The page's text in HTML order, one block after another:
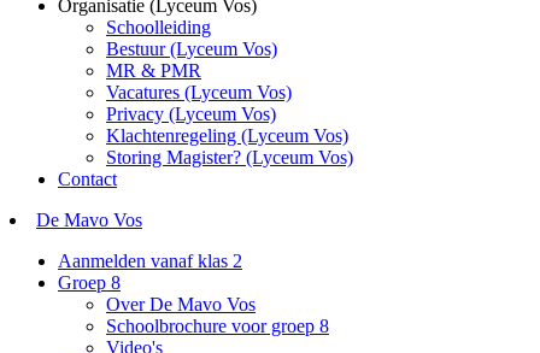
Organisatie (Lyceum Vos)
Schoolleiding
Bestuur (Lyceum Vos)
MR & PMR
Vacatures (Lyceum Vos)
Privacy (Lyceum Vos)
Klachtenregeling (Lyceum Vos)
Storing Magister? (Lyceum Vos)
Contact
De Mavo Vos
Aanmelden vanaf klas 2
Groep 8
Over De Mavo Vos
Schoolbrochure voor groep 8
Video's